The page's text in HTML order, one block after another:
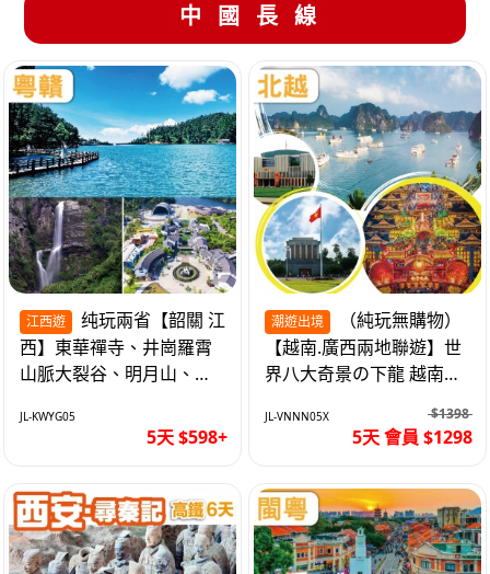
中國長線
江西遊
西】東華禪寺、井崗羅霄
山脈大裂谷、明月山、仙
JL-KWYG05
5天 $598+
潮遊出境
【越南.廣西兩地聯遊】世
界八大奇景の下龍 越南首
車5天
JL-VNNN05X $1398
5天 會員 $1298